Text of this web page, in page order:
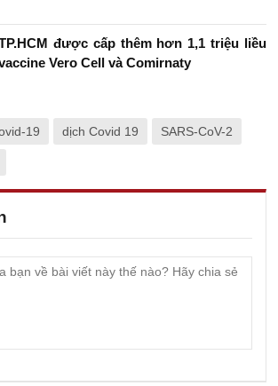
được cấp thêm hơn 1,1 triệu liều
Vero Cell và Comirnaty
19 dịch Covid 19 SARS-CoV-2